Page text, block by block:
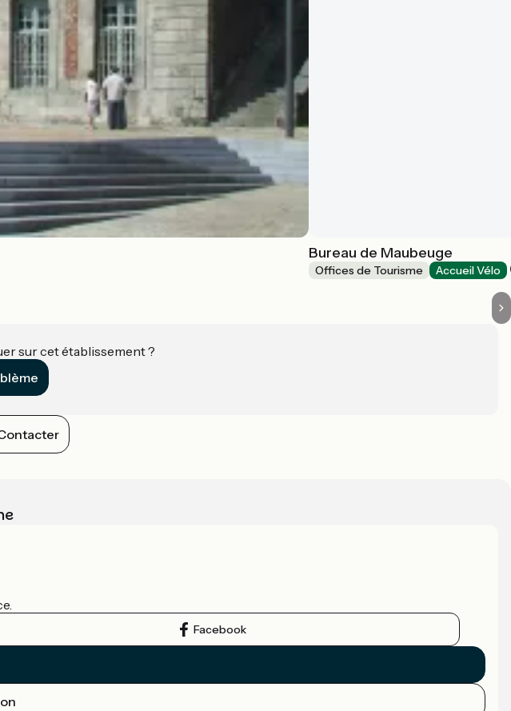
Bureau de Maubeuge
Offices de Tourisme Accueil Vélo
sur cet établissement ?
Facebook